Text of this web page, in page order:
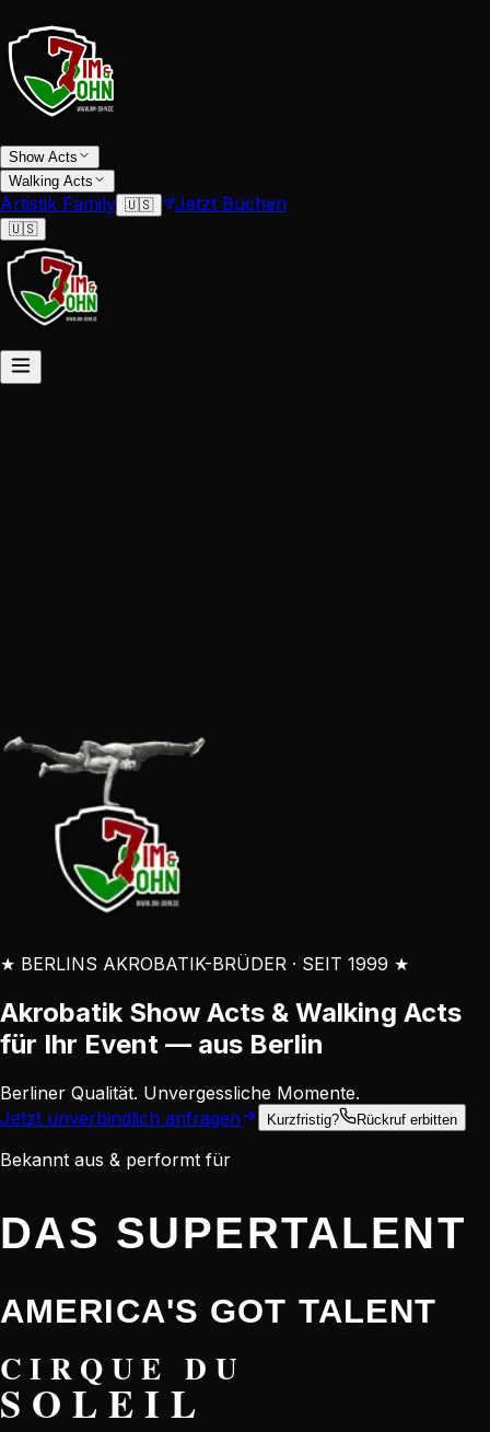
Show Acts
Walking Acts
Artistik Family 🇺🇸 Jetzt Buchen
🇺🇸
★ BERLINS AKROBATIK-BRÜDER · SEIT 1999 ★
Akrobatik Show Acts & Walking Acts
für Ihr Event — aus Berlin
Berliner Qualität. Unvergessliche Momente.
Jetzt unverbindlich anfragen
Kurzfristig? Rückruf erbitten
Bekannt aus & performt für
DAS SUPERTALENT
AMERICA'S GOT TALENT
CIRQUE DU
SOLEIL